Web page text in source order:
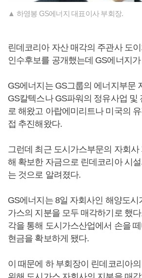
▲ 하영봉 GS에너지 대표이사 부회장.
린데코리아 자산 매각의 주관사 도
인수후보를 공개했는데 GS에너지
GS에너지는 GS그룹의 에너지부문
GS칼텍스나 GS파워의 정유사업 및
로 해왔고 아랍에미리트나 미국의
접 추진해왔다.
그런데 최근 도시가스부문의 자회사
해 확보한 자금으로 린데코리아 시
는 것으로 알려졌다.
GS에너지는 8일 자회사인 해양도시
가스의 지분을 모두 매각하기로 했
각을 통해 도시가스산업에서 손을
현금을 확보하게 됐다.
이 때문에 하 부회장이 린데코리아의